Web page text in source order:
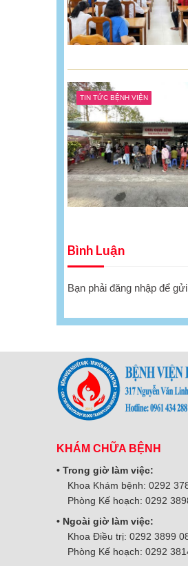
TIN TỨC BỆNH VIỆN
Bình Luận
Bạn phảiđăng nhập để
KHÁM CHỮA BỆNH
• Trong giờ làm việc:
Khoa Khám bệnh: 0292
Phòng Kế hoạch: 0292
• Ngoài giờ làm việc:
Khoa Điều trị: 0292 3899
Phòng Kế hoạch: 0292